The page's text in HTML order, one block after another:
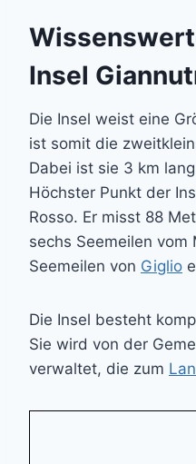
Insel
Die Insel weist eine
ist somit die
Dabei ist sie 3 km
Höchster Punkt der
Rosso. Er misst 88
sechs Seemeilen
Seemeilen von Giglio
Die Insel besteht
Sie wird von der
verwaltet, die zum